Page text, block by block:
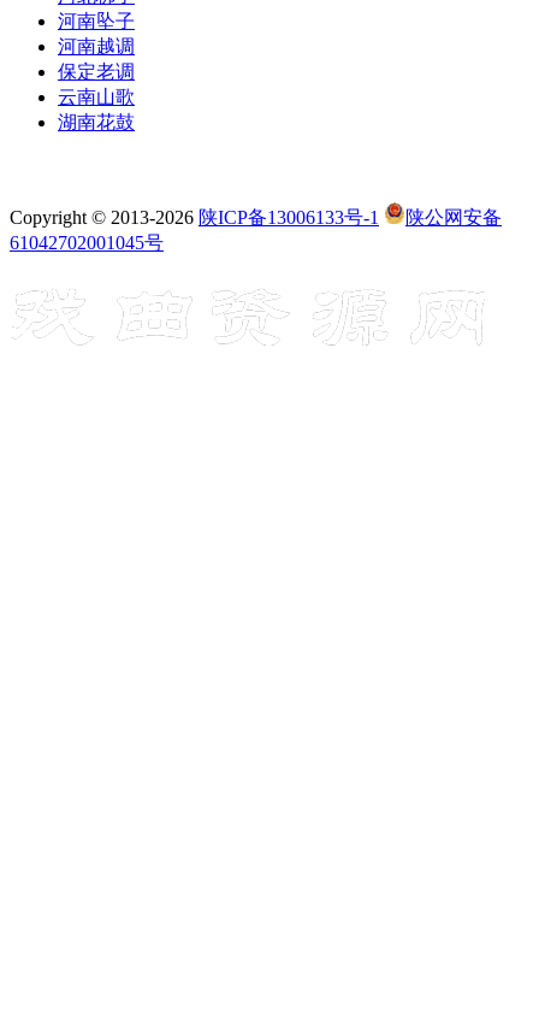
河南坠子
河南越调
保定老调
云南山歌
湖南花鼓
Copyright © 2013-2026 陕ICP备13006133号-1
陕公网安备
61042702001045号